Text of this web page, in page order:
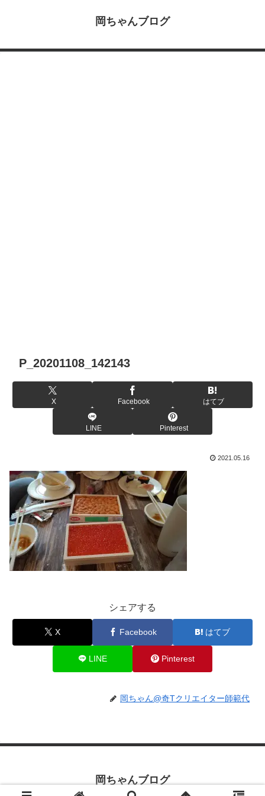
岡ちゃんブログ
P_20201108_142143
X Facebook はてブ
LINE Pinterest
2021.05.16
シェアする
X Facebook はてブ
LINE Pinterest
岡ちゃん@奇Tクリエイター師範代
岡ちゃんブログ